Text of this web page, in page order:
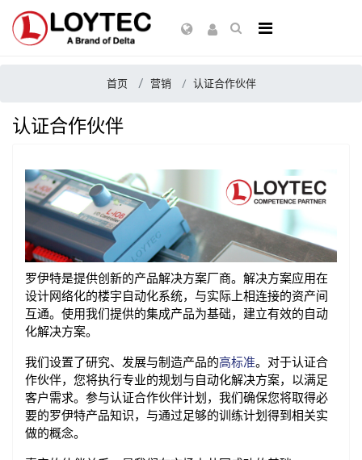
首页 营销 认证合作伙伴
认证合作伙伴
罗伊特是提供创新的产品解决方案厂商。解决方案应用在
设计网络化的楼宇自动化系统，与实际上相连接的资产间
互通。使用我们提供的集成产品为基础，建立有效的自动
化解决方案。
我们设置了研究、发展与制造产品的高标准。对于认证合
作伙伴，您将执行专业的规划与自动化解决方案，以满足
客户需求。参与认证合作伙伴计划，我们确保您将取得必
要的罗伊特产品知识，与通过足够的训练计划得到相关实
做的概念。